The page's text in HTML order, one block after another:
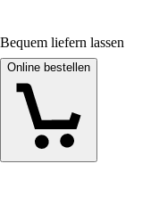
Bequem liefern lassen
Online bestellen